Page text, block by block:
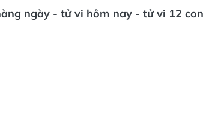
ngày - tử vi hôm nay - tử vi 12 con